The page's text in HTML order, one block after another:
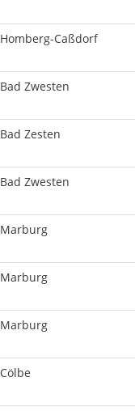
Homberg-Caßdorf
Bad Zwesten
Bad Zesten
Bad Zwesten
Marburg
Marburg
Marburg
Cölbe